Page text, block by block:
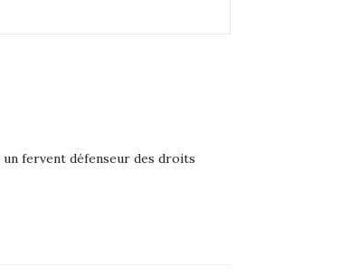
fervent défenseur des droits